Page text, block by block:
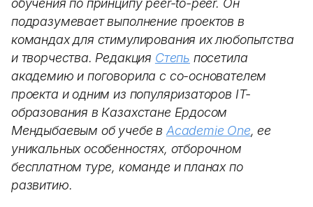
подразумевает выполнение проектов в
командах для стимулирования их любопытства
и творчества. Редакция Степь посетила
академию и поговорила с со-основателем
проекта и одним из популяризаторов IT-
образования в Казахстане Ердосом
Мендыбаевым об учебе в Academie One, ее
уникальных особенностях, отборочном
бесплатном туре, команде и планах по
развитию.